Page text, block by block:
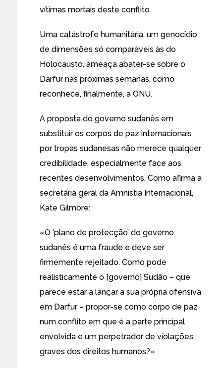
vítimas mortais deste conflito.
Uma catástrofe humanitária, um genocídio
de dimensões só comparáveis às do
Holocausto, ameaça abater-se sobre o
Darfur nas próximas semanas, como
reconhece, finalmente, a ONU.
A proposta do governo sudanês em
substituir os corpos de paz internacionais
por tropas sudanesas não merece qualquer
credibilidade, especialmente face aos
recentes desenvolvimentos. Como afirma a
secretária geral da Amnistia Internacional,
Kate Gilmore:
«O ‘plano de protecção’ do governo
sudanês é uma fraude e deve ser
firmemente rejeitado. Como pode
realisticamente o [governo] Sudão – que
parece estar a lançar a sua própria ofensiva
em Darfur – propor-se como corpo de paz
num conflito em que é a parte principal
envolvida e um perpetrador de violações
graves dos direitos humanos?»